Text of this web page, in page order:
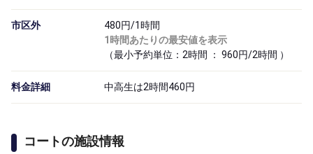
市区外
480円/1時間
1時間あたりの最安値を表示
（最小予約単位：2時間 ： 960円/2時間 ）
料金詳細 中高生は2時間460円
コートの施設情報